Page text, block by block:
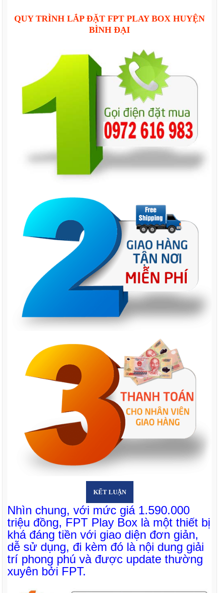
QUY TRÌNH LẮP ĐẶT FPT PLAY BOX HUYỆN
BÌNH ĐẠI
KẾT LUẬN
Nhìn chung, với mức giá 1.590.000
triệu đồng, FPT Play Box là một thiết bị
khá đáng tiền với giao diện đơn giản,
dễ sử dụng, đi kèm đó là nội dung giải
trí phong phú và được update thường
xuyên bởi FPT.